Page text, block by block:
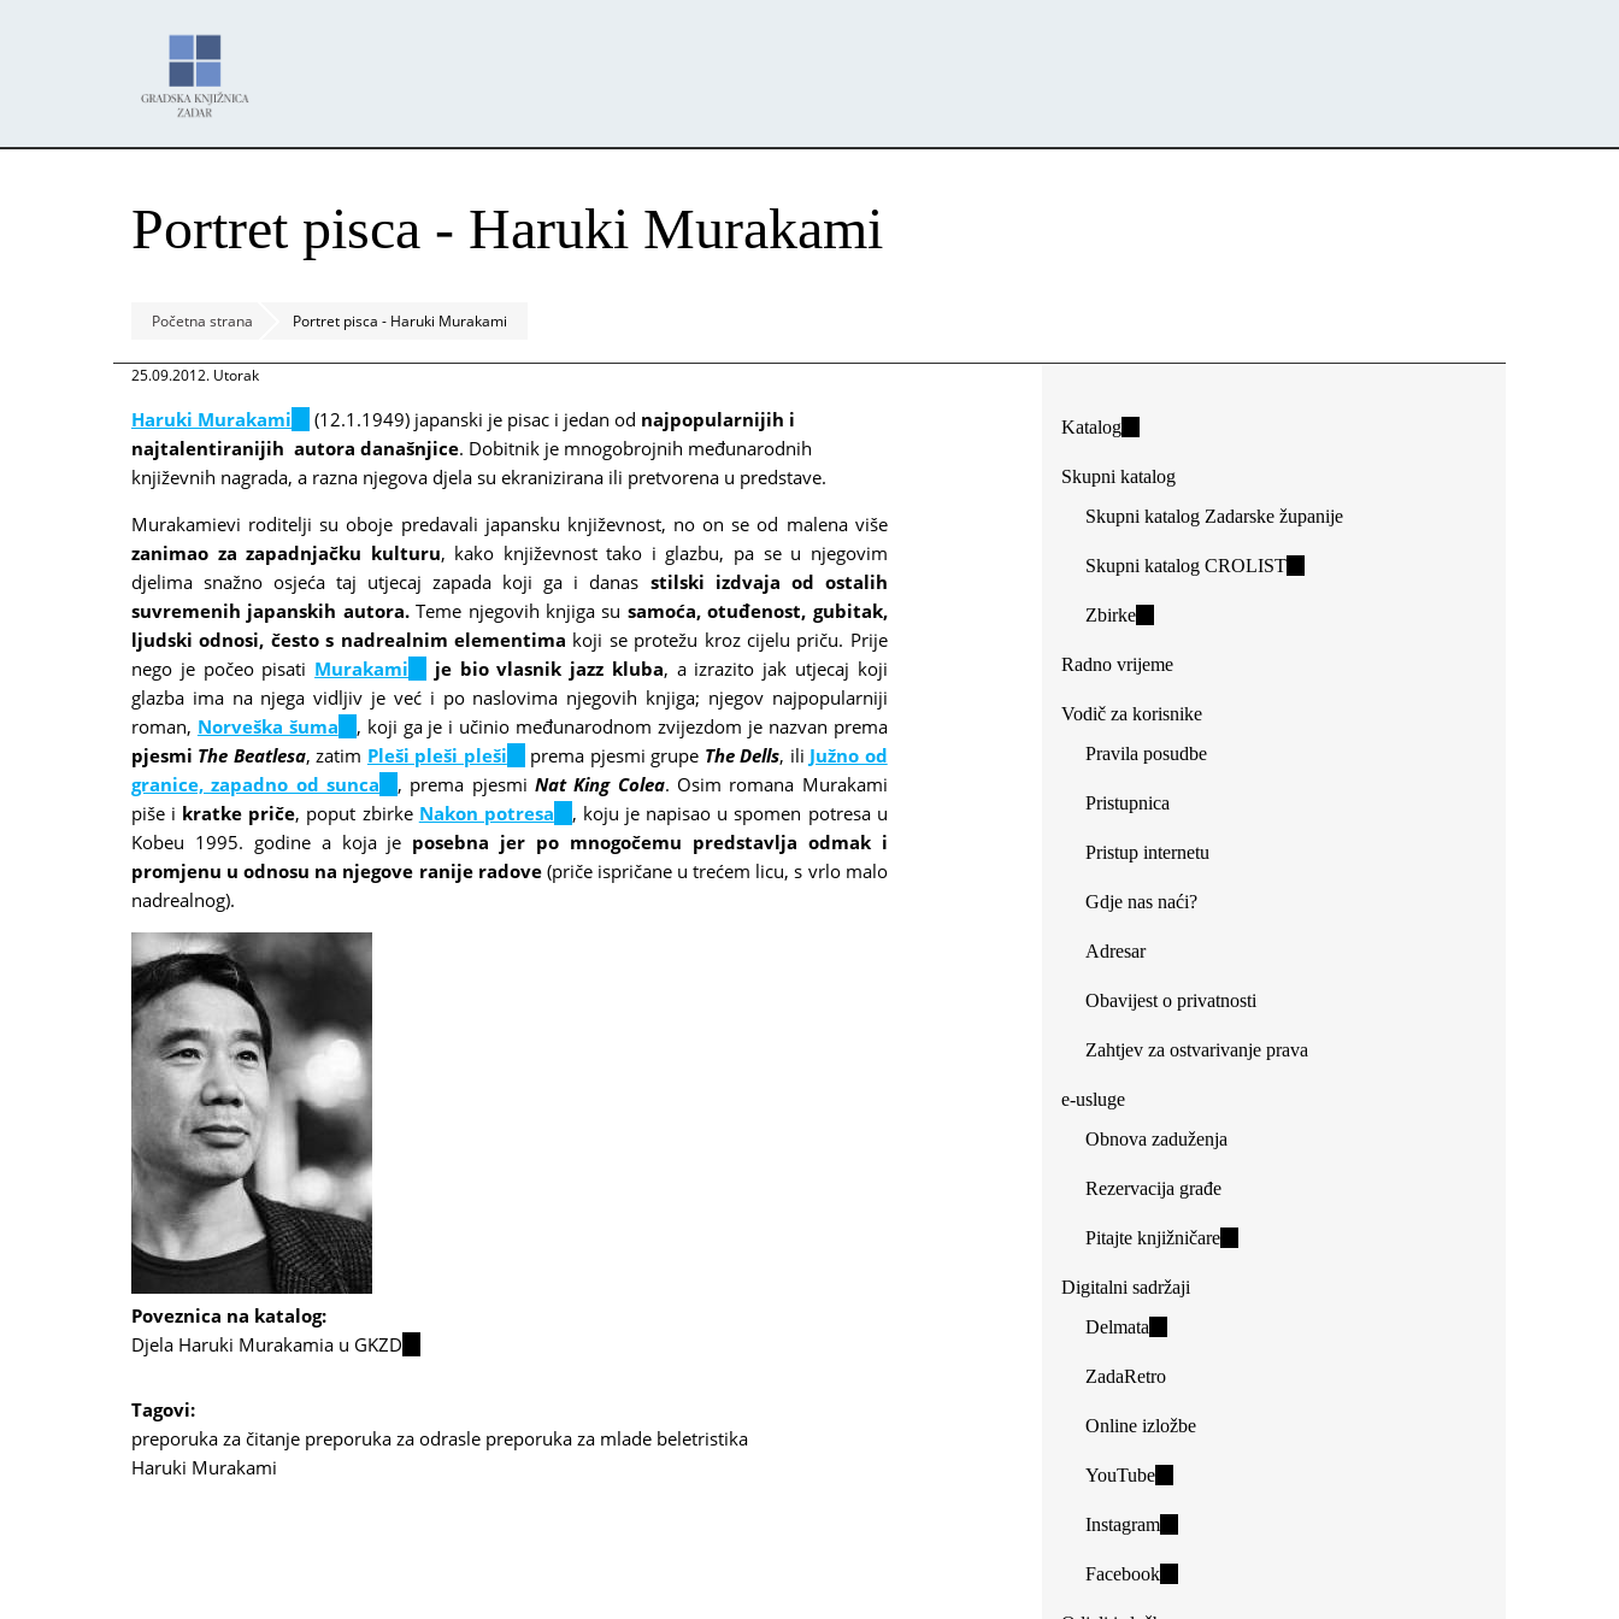
Portret pisca - Haruki Murakami
Početna strana Portret pisca - Haruki Murakami
25.09.2012. Utorak
Haruki Murakami (link
is
external)
(12.1.1949) japanski je pisac i jedan od najpopularnijih i
najtalentiranijih autora današnjice. Dobitnik je mnogobrojnih međunarodnih
književnih nagrada, a razna njegova djela su ekranizirana ili pretvorena u predstave.
Murakamievi roditelji su oboje predavali japansku književnost, no on se od malena više
zanimao za zapadnjačku kulturu, kako književnost tako i glazbu, pa se u njegovim
djelima snažno osjeća taj utjecaj zapada koji ga i danas stilski izdvaja od ostalih
suvremenih japanskih autora.Teme njegovih knjiga su samoća, otuđenost, gubitak,
ljudski odnosi, često s nadrealnim elementima koji se protežu kroz cijelu priču. Prije
nego je počeo pisati Murakami (link
is
external)
je bio vlasnik jazz kluba, a izrazito jak utjecaj koji
glazba ima na njega vidljiv je već i po naslovima njegovih knjiga; njegov najpopularniji
roman, Norveška šuma (link
is
external)
, koji ga je i učinio međunarodnom zvijezdom je nazvan prema
pjesmi The Beatlesa, zatim Pleši pleši pleši (link
is
external)
prema pjesmi grupe The Dells, ili Južno od
granice, zapadno od sunca (link
is
external)
, prema pjesmi Nat King Colea. Osim romana Murakami
piše i kratke priče, poput zbirke Nakon potresa (link
is
external)
, koju je napisao u spomen potresa u
Kobeu 1995. godine a koja je posebna jer po mnogočemu predstavlja odmak i
promjenu u odnosu na njegove ranije radove(priče ispričane u trećem licu, s vrlo malo
nadrealnog).
Poveznica na katalog:
Djela Haruki Murakamia u GKZD
Tagovi:
preporuka za čitanje preporuka za odrasle preporuka za mlade beletristika
Haruki Murakami
Katalog(link
external)
Skupni katalog
Skupni katalog Zadarske županije
Skupni katalog CROLIST(link
Zbirke(link
external)
Radno vrijeme
Vodič za korisnike
Pravila posudbe
Pristupnica
Pristup internetu
Gdje nas naći?
Adresar
Obavijest o privatnosti
Zahtjev za ostvarivanje prava
e-usluge
Obnova zaduženja
Rezervacija građe
Pitajte knjižničare(link
Digitalni sadržaji
Delmata
external)
ZadaRetro
Online izložbe
YouTube(link
external)
Instagram(link
external)
Facebook(link